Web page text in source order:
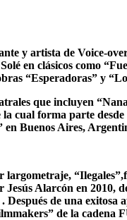
y artista de Voice-
en clásicos como
“Esperadoras” y
que incluyen
cual forma parte
Buenos Aires,
Alarcón en
de una
de la cadena